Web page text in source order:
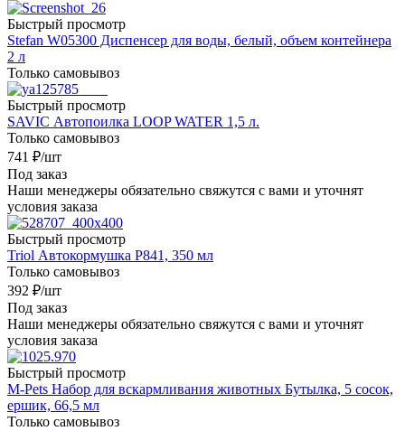
Быстрый просмотр
Stefan W05300 Диспенсер для воды, белый, объем контейнера
2 л
Только самовывоз
Быстрый просмотр
SAVIC Автопоилка LOOP WATER 1,5 л.
Только самовывоз
741 ₽/шт
Под заказ
Наши менеджеры обязательно свяжутся с вами и уточнят
условия заказа
Быстрый просмотр
Triol Автокормушка P841, 350 мл
Только самовывоз
392 ₽/шт
Под заказ
Наши менеджеры обязательно свяжутся с вами и уточнят
условия заказа
Быстрый просмотр
M-Pets Набор для вскармливания животных Бутылка, 5 сосок,
ершик, 66,5 мл
Только самовывоз